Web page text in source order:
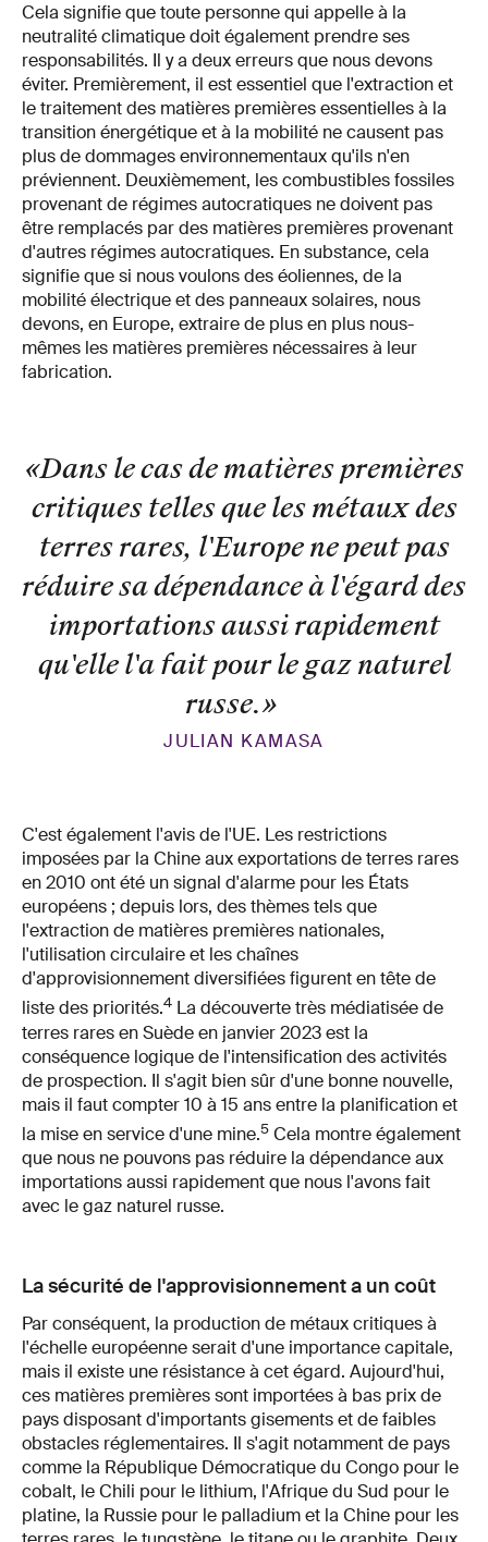
Cela signifie que toute personne qui appelle à la
neutralité climatique doit également prendre ses
responsabilités. Il y a deux erreurs que nous devons
éviter. Premièrement, il est essentiel que l'extraction et
le traitement des matières premières essentielles à la
transition énergétique et à la mobilité ne causent pas
plus de dommages environnementaux qu'ils n'en
préviennent. Deuxièmement, les combustibles fossiles
provenant de régimes autocratiques ne doivent pas
être remplacés par des matières premières provenant
d'autres régimes autocratiques. En substance, cela
signifie que si nous voulons des éoliennes, de la
mobilité électrique et des panneaux solaires, nous
devons, en Europe, extraire de plus en plus nous-
mêmes les matières premières nécessaires à leur
fabrication.
«Dans le cas de matières premières
critiques telles que les métaux des
terres rares, l'Europe ne peut pas
réduire sa dépendance à l'égard des
importations aussi rapidement
qu'elle l'a fait pour le gaz naturel
russe.»
JULIAN KAMASA
C'est également l'avis de l'UE. Les restrictions
imposées par la Chine aux exportations de terres rares
en 2010 ont été un signal d'alarme pour les États
européens ; depuis lors, des thèmes tels que
l'extraction de matières premières nationales,
l'utilisation circulaire et les chaînes
d'approvisionnement diversifiées figurent en tête de
liste des priorités.4 La découverte très médiatisée de
terres rares en Suède en janvier 2023 est la
conséquence logique de l'intensification des activités
de prospection. Il s'agit bien sûr d'une bonne nouvelle,
mais il faut compter 10 à 15 ans entre la planification et
la mise en service d'une mine.5 Cela montre également
que nous ne pouvons pas réduire la dépendance aux
importations aussi rapidement que nous l'avons fait
avec le gaz naturel russe.
La sécurité de l'approvisionnement a un coût
Par conséquent, la production de métaux critiques à
l'échelle européenne serait d'une importance capitale,
mais il existe une résistance à cet égard. Aujourd'hui,
ces matières premières sont importées à bas prix de
pays disposant d'importants gisements et de faibles
obstacles réglementaires. Il s'agit notamment de pays
comme la République Démocratique du Congo pour le
cobalt, le Chili pour le lithium, l'Afrique du Sud pour le
platine, la Russie pour le palladium et la Chine pour les